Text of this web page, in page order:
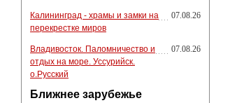
Калининград - храмы и замки на
перекрестке миров
07.08.26
Владивосток. Паломничество и
отдых на море. Уссурийск.
о.Русский
07.08.26
Ближнее зарубежье